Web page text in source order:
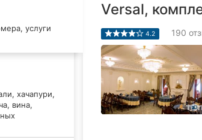
услуги
хачапури,
вина,
Versal,
4.2 190